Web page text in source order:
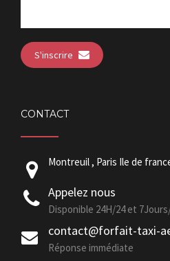
S'inscrire
CONTACT
Montreuil , Paris Ile de
Appelez nous
Disponible 24H/24 et
contact@forfait-taxi-
Réponse immédiate